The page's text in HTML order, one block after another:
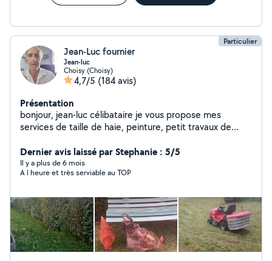
Particulier
Jean-Luc fournier
Jean-luc
Choisy (Choisy)
4,7/5 (184 avis)
Présentation
bonjour, jean-luc célibataire je vous propose mes
services de taille de haie, peinture, petit travaux de
Dernier avis laissé par Stephanie : 5/5
Il y a plus de 6 mois
A l heure et très serviable au TOP